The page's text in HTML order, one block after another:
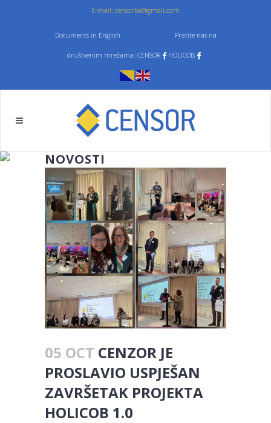
E-mail: censorba@gmail.com
Documents in English Pratite nas na
društvenim mrežama: CENSOR HOLICOB
NOVOSTI
05 OCT CENZOR JE
PROSLAVIO USPJEŠAN
ZAVRŠETAK PROJEKTA
HOLICOB 1.0